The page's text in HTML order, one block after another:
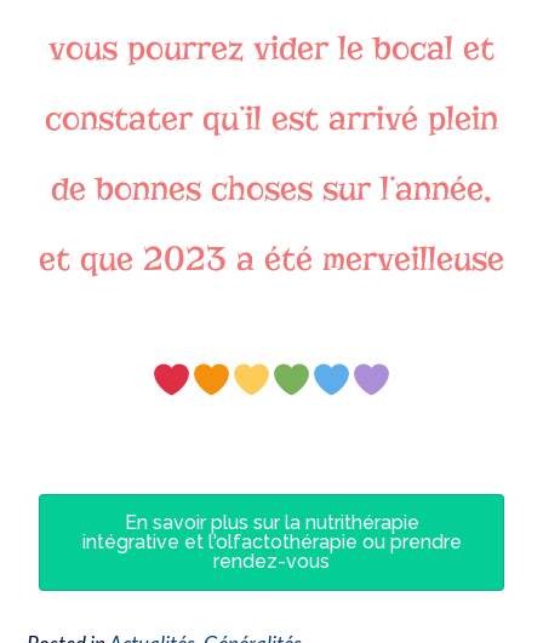
vous pourrez vider le bocal et
constater qu’il est arrivé plein
de bonnes choses sur l’année,
et que 2023 a été merveilleuse
En savoir plus sur la nutrithérapie
intégrative et l'olfactothérapie ou prendre
rendez-vous